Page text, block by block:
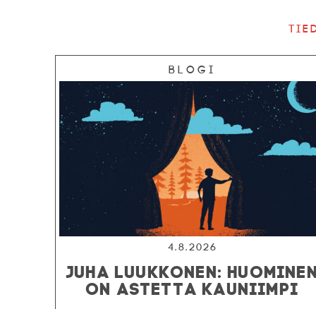
Blogi
4.8.2026
JUHA LUUKKONEN:
ON ASTETTA KAUNIIMPI